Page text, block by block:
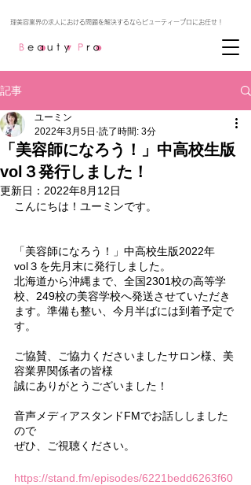
記事
「美容師になろう！」中高校生版
vol３発行しました！
ユーミン
2022年3月5日 読了時間: 3分
更新日： 2022年8月12日
こんにちは！ユーミンです。
「美容師になろう！」中高校生版2022年
vol３を先月末に発行しました。
北海道から沖縄まで、全国2301校の高等学
校、249校の美容学校へ発送させていただき
ます。準備も整い、今月半ばには到着予定で
す。
ご協賛、ご協力くださいましたサロン様、美
容業界関係者の皆様
誠にありがとうございました！
音声メディアスタンドFMでお話ししました
ので
ぜひ、ご視聴ください。
https://stand.fm/episodes/6221bedd6263f60